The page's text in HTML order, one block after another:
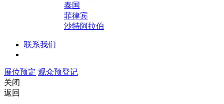
泰国
菲律宾
沙特阿拉伯
联系我们
展位预定 观众预登记
关闭
返回